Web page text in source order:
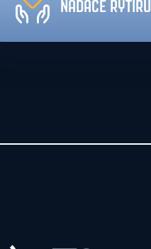
NADACE RYTÍŘŮ